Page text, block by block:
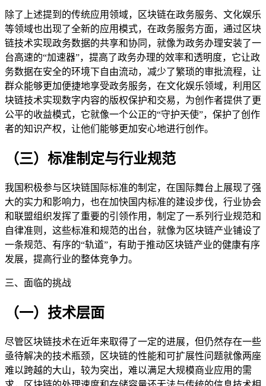
除了上述提到的传统应用领域，区块链在政务服务、文化娱乐
等领域也出现了全新的应用模式，在政务服务方面，通过区块
链技术实现政务数据的共享和协同，就像为政务办理安装了一
台高速的“加速器”，提高了政务办理的效率和透明度，它让政
务数据在安全的环境下自由流动，减少了繁琐的审批流程，让
群众能够更加便捷地享受政务服务，在文化娱乐领域，利用区
块链技术实现数字内容的版权保护和交易，为创作者提供了更
公平的收益模式，它就像一个公正的“守护天使”，保护了创作
者的知识产权，让他们能够更加安心地进行创作。
（三）标准制定与行业规范
我国积极参与区块链国际标准的制定，在国际舞台上展现了强
大的实力和影响力，也在加快国内标准的建设步伐，行业协会
和联盟组织发挥了重要的引领作用，制定了一系列行业规范和
自律准则，这些标准和规范的出台，就像为区块链产业铺设了
一条规范、有序的“轨道”，有助于推动区块链产业的健康有序
发展，提高行业的整体竞争力。
三、面临的挑战
（一）技术层面
尽管区块链技术在近年来取得了一定的进展，但仍然存在一些
亟待解决的技术瓶颈，区块链的性能和可扩展性问题就像两座
难以跨越的大山，较为突出，难以满足大规模商业应用的需